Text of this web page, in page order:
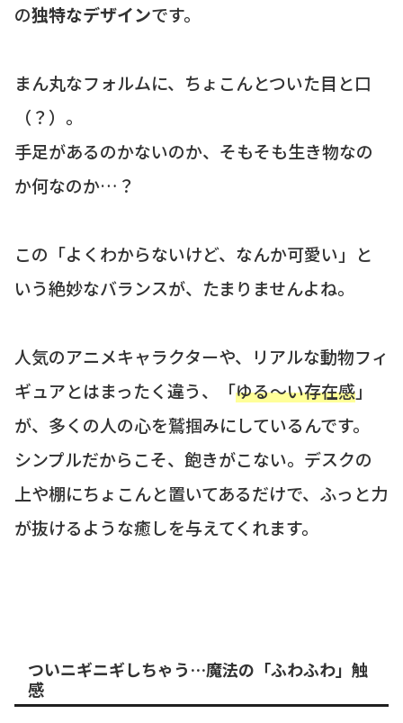
の独特なデザインです。
まん丸なフォルムに、ちょこんとついた目と口
（？）。
手足があるのかないのか、そもそも生き物なの
か何なのか…？
この「よくわからないけど、なんか可愛い」と
いう絶妙なバランスが、たまりませんよね。
人気のアニメキャラクターや、リアルな動物フィ
ギュアとはまったく違う、「ゆる〜い存在感」
が、多くの人の心を鷲掴みにしているんです。
シンプルだからこそ、飽きがこない。デスクの
上や棚にちょこんと置いてあるだけで、ふっと力
が抜けるような癒しを与えてくれます。
ついニギニギしちゃう…魔法の「ふわふわ」触
感